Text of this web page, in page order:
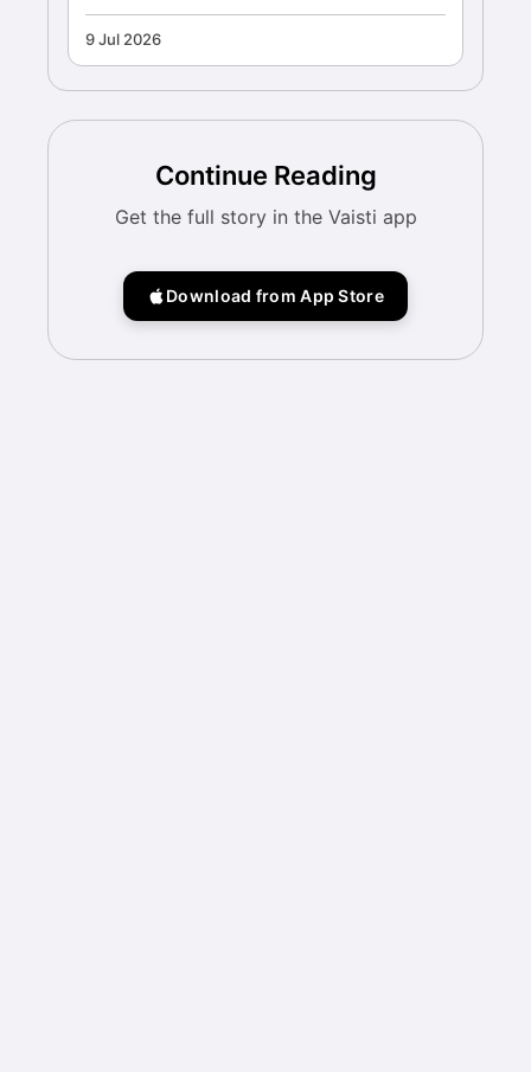
9 Jul 2026
Continue Reading
Get the full story in the Vaisti app
Download from App Store